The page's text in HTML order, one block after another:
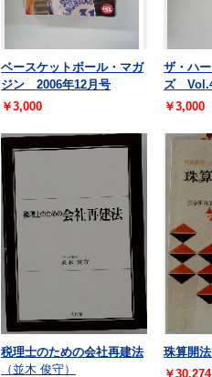
ベースケットボール・マガ
ジン 2006年12月号
￥3,000
ザ・ハ
ズ
￥3,000
税理士のための会社再建法
（並木 俊守）
珠算開法
￥30,274